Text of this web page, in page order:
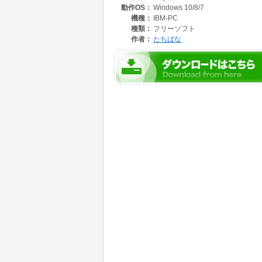
・他社レセコンの出力データを読み込み、「
動作OS： Windows 10/8/7
機種：
IBM-PC
種類： フリーソフト
作者： たちばな